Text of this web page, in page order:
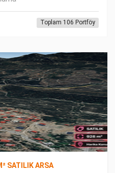
Toplam 106 Portföy
SATILIK ARSA